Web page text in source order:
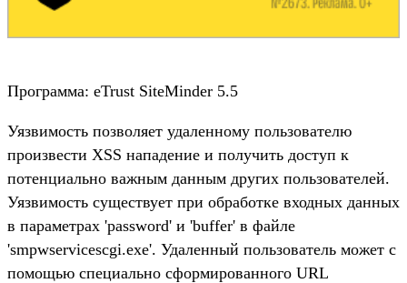
Программа: eTrust SiteMinder 5.5
Уязвимость позволяет удаленному пользователю
произвести XSS нападение и получить доступ к
потенциально важным данным других пользователей.
Уязвимость существует при обработке входных данных
в параметрах 'password' и 'buffer' в файле
'smpwservicescgi.exe'. Удаленный пользователь может с
помощью специально сформированного URL